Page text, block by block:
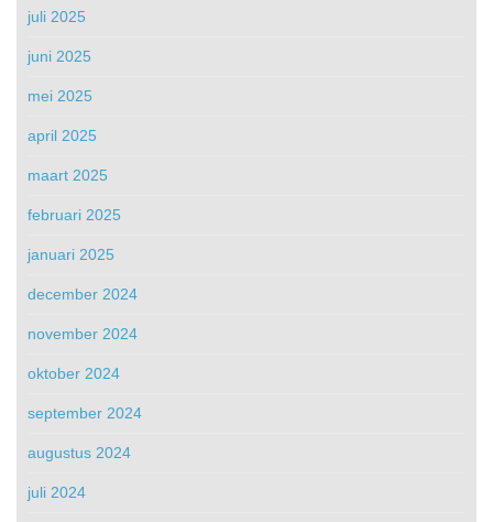
juli 2025
juni 2025
mei 2025
april 2025
maart 2025
februari 2025
januari 2025
december 2024
november 2024
oktober 2024
september 2024
augustus 2024
juli 2024